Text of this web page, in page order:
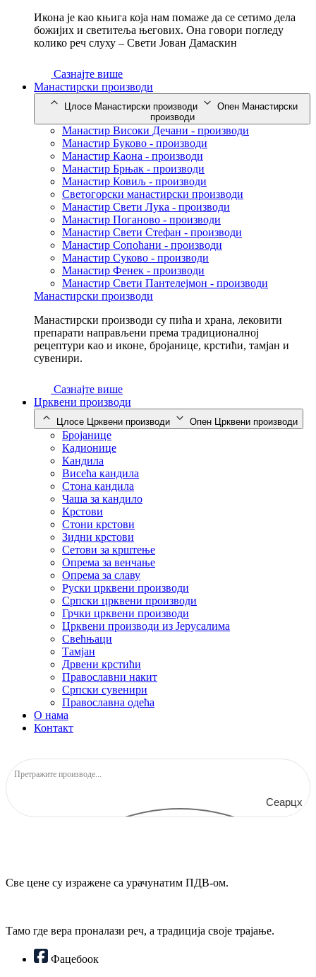
Икона је као књига која нам помаже да се сетимо дела
божијих и светитеља његових. Она говори погледу
колико реч слуху – Свети Јован Дамаскин
Сазнајте више
Манастирски производи
Цлосе Манастирски производи
Опен Манастирски
производи
Манастир Високи Дечани - производи
Манастир Буково - производи
Манастир Каона - производи
Манастир Брњак - производи
Манастир Ковиљ - производи
Светогорски манастирски производи
Манастир Свети Лука - производи
Манастир Поганово - производи
Манастир Свети Стефан - производи
Манастир Сопоћани - производи
Манастир Суково - производи
Манастир Фенек - производи
Манастир Свети Пантелејмон - производи
Манастирски производи
Манастирски производи су пића и храна, лековити
препарати направљени према традиционалној
рецептури као и иконе, бројанице, крстићи, тамјан и
сувенири.
Сазнајте више
Црквени производи
Цлосе Црквени производи Опен Црквени производи
Бројанице
Кадионице
Кандила
Висећа кандила
Стона кандила
Чаша за кандило
Крстови
Стони крстови
Зидни крстови
Сетови за крштење
Опрема за венчање
Опрема за славу
Руски црквени производи
Српски црквени производи
Грчки црквени производи
Црквени производи из Јерусалима
Свећњаци
Тамјан
Дрвени крстићи
Православни накит
Српски сувенири
Православна одећа
О нама
Контакт
Сеарцх
Све цене су изражене са урачунатим ПДВ-ом.
Тамо где вера проналази реч, а традиција своје трајање.
Фацебоок